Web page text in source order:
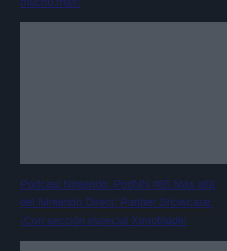
Podcast Nintendo: PodNN #85 Más allá
del Nintendo Direct: Partner Showcase.
¡Con sección especial Xenoblade!